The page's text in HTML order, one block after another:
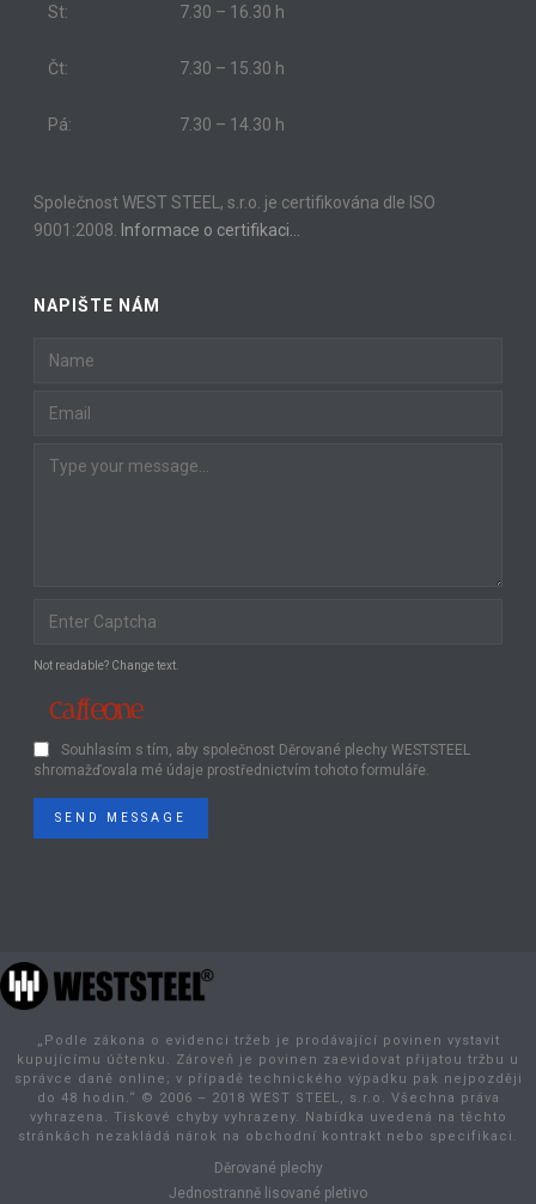
St: 7.30 – 16.30 h
Čt: 7.30 – 15.30 h
Pá: 7.30 – 14.30 h
Společnost WEST STEEL, s.r.o. je certifikována dle ISO
9001:2008. Informace o certifikaci…
NAPIŠTE NÁM
Not readable? Change text.
Souhlasím s tím, aby společnost Děrované plechy WESTSTEEL
shromažďovala mé údaje prostřednictvím tohoto formuláře.
SEND MESSAGE
„Podle zákona o evidenci tržeb je prodávající povinen vystavit
kupujícímu účtenku. Zároveň je povinen zaevidovat přijatou tržbu u
správce daně online; v případě technického výpadku pak nejpozději
do 48 hodin.“ © 2006 – 2018 WEST STEEL, s.r.o. Všechna práva
vyhrazena. Tiskové chyby vyhrazeny. Nabídka uvedená na těchto
stránkách nezakládá nárok na obchodní kontrakt nebo specifikaci.
Děrované plechy
Jednostranně lisované pletivo